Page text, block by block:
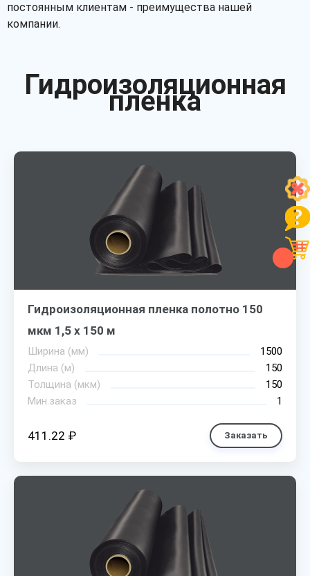
постоянным клиентам - преимущества нашей
компании.
Гидроизоляционная
пленка
Гидроизоляционная пленка полотно 150
мкм 1,5 х 150 м
Ширина (мм)
1500
Длина (м)
150
Толщина (мкм)
150
Мин.заказ
1
411.22 ₽ Заказать